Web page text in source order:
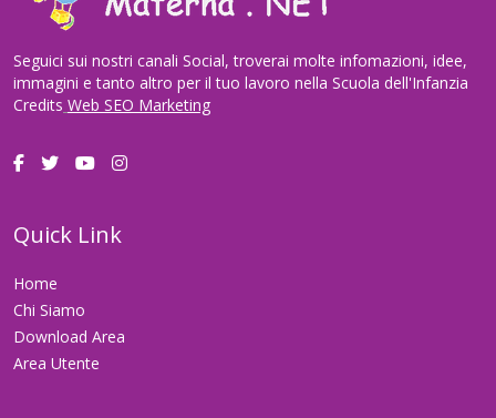
Seguici sui nostri canali Social, troverai molte infomazioni, idee,
immagini e tanto altro per il tuo lavoro nella Scuola dell'Infanzia
Credits Web SEO Marketing
Quick Link
Home
Chi Siamo
Download Area
Area Utente